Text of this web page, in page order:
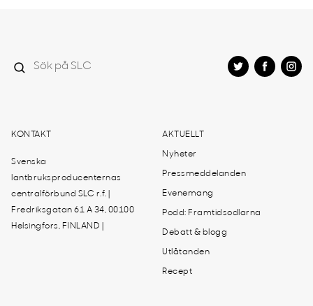
KONTAKT
Svenska
lantbruksproducenternas
centralförbund SLC r.f. |
Fredriksgatan 61 A 34, 00100
Helsingfors, FINLAND |
AKTUELLT
Nyheter
Pressmeddelanden
Evenemang
Podd: Framtidsodlarna
Debatt & blogg
Utlåtanden
Recept